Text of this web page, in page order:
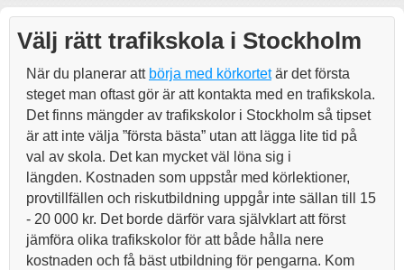
Välj rätt trafikskola i Stockholm
När du planerar att börja med körkortetär det första
steget man oftast gör är att kontakta med en trafikskola.
Det finns mängder av trafikskolor i Stockholm så tipset
är att inte välja ”första bästa” utan att lägga lite tid på
val av skola. Det kan mycket väl löna sig i
längden. Kostnaden som uppstår med körlektioner,
provtillfällen och riskutbildning uppgår inte sällan till 15
- 20 000 kr. Det borde därför vara självklart att först
jämföra olika trafikskolor för att både hålla nere
kostnaden och få bäst utbildning för pengarna. Kom